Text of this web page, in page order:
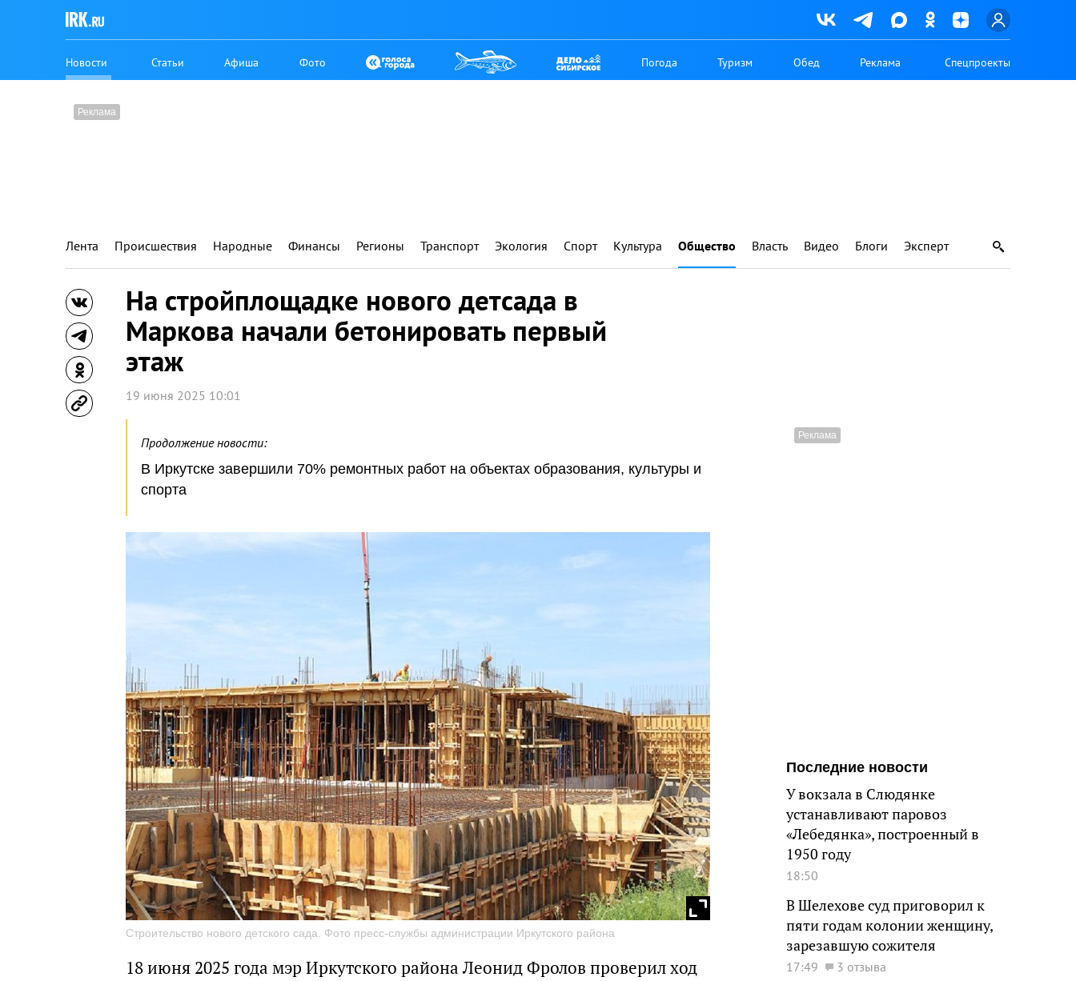
Новости Статьи Афиша Фото Погода Туризм Обед Реклама Спецпроекты
Лента Происшествия Народные Финансы Регионы Транспорт Экология Спорт Культура Общество Власть Видео Блоги Эксперт
На стройплощадке нового детсада в
Маркова начали бетонировать первый
этаж
19 июня 2025 10:01
Продолжение новости:
В Иркутске завершили 70% ремонтных работ на объектах образования, культуры и
спорта
Строительство нового детского сада. Фото пресс-службы администрации Иркутского района
18 июня 2025 года мэр Иркутского района Леонид Фролов проверил ход
Последние новости
У вокзала в Слюдянке
устанавливают паровоз
«Лебедянка», построенный в
1950 году
18:50
В Шелехове суд приговорил к
пяти годам колонии женщину,
зарезавшую сожителя
17:49 3 отзыва